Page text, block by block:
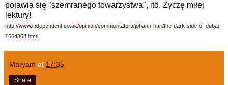
pojawia się "szemranego towarzystwa", itd. Życzę miłej
lektury!
http://www.independent.co.uk/opinion/commentators/johann-hari/the-dark-side-of-dubai-
1664368.html
Maryam at 17:35
Share